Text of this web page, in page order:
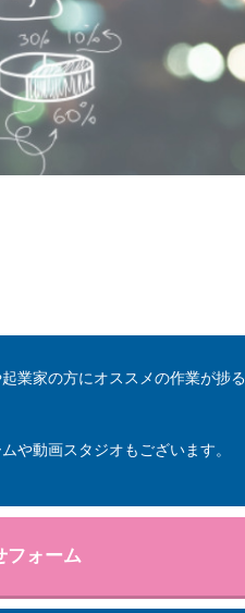
業家の方にオススメの作業が捗
や動画スタジオもございます。
フォーム